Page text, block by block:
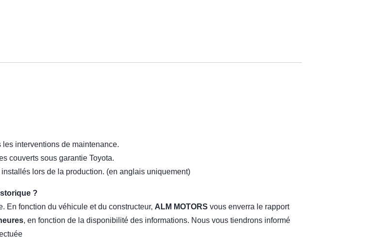
les interventions de maintenance.
couverts sous garantie Toyota.
lors de la production. (en anglais uniquement)
?
En fonction du véhicule et du constructeur, ALM MOTORS vous enverra le rapport
, en fonction de la disponibilité des informations. Nous vous tiendrons informé